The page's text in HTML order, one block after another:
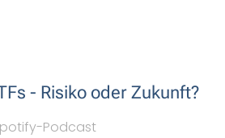
- Risiko oder Zukunft?
Podcast